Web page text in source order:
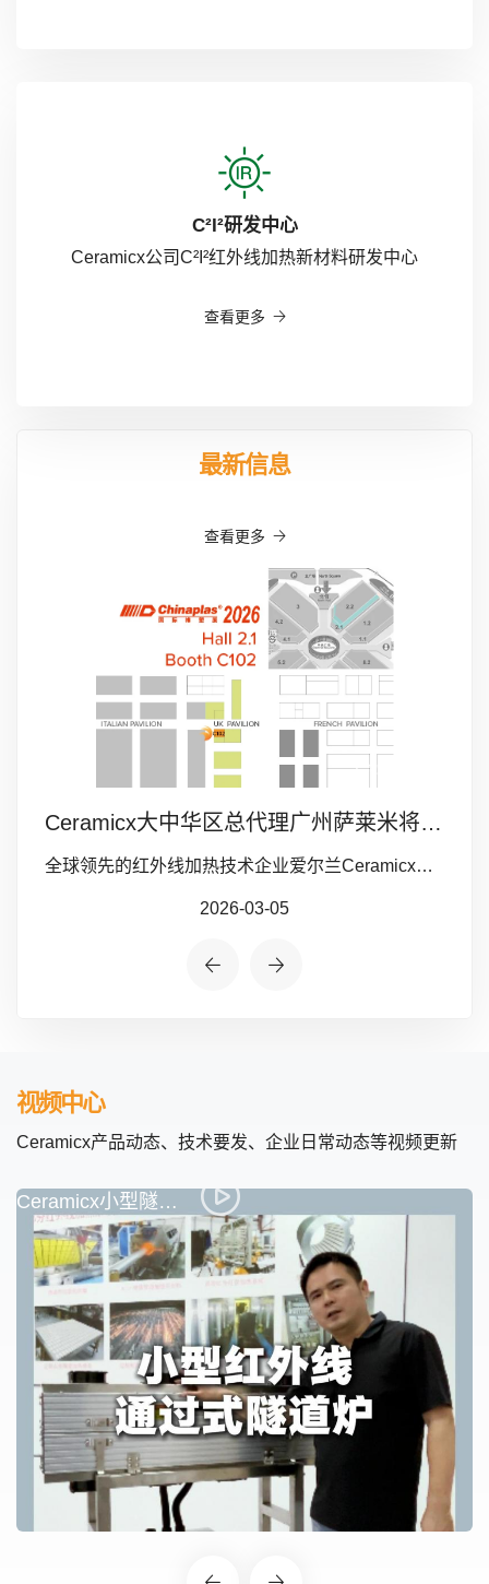
C²I²研发中心
Ceramicx公司C²I²红外线加热新材料研发中心
查看更多
最新信息
查看更多
Ceramicx大中华区总代理广州萨莱米将亮相CHINAPLAS 2026上海橡塑展
全球领先的红外线加热技术企业爱尔兰Ceramicx公司的大中华区(含港澳台)总代理——广州萨莱米自动化设备有限公司(GSAE)将携Ceramicx全系列先进红外线加热技术及产品于2026年4月21日至24日亮相CHINAPLAS 2026国际橡塑展。
2026-03-05
视频中心
Ceramicx产品动态、技术要发、企业日常动态等视频更新
Ceramicx小型隧道炉